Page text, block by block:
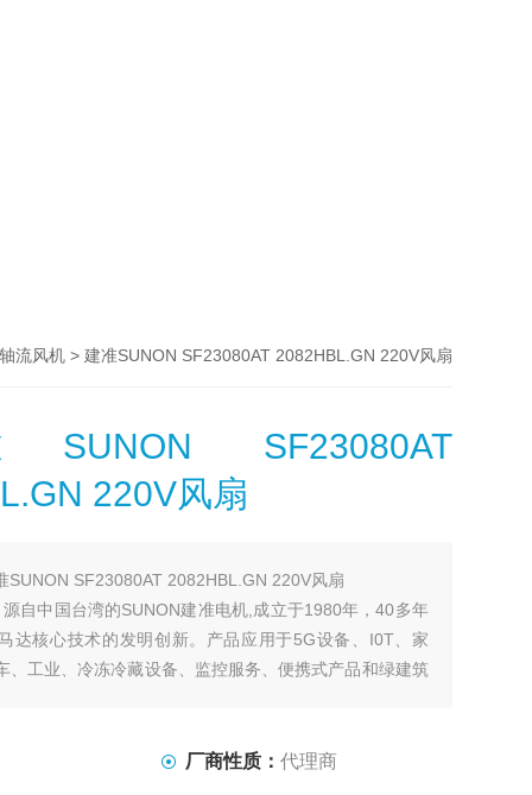
流风机> 建准SUNON SF23080AT 2082HBL.GN 220V风扇
SF23080AT
220V风扇
SUNON SF23080AT 2082HBL.GN 220V风扇
自中国台湾的SUNON建准电机,成立于1980年，40多年
达核心技术的发明创新。产品应用于5G设备、I0T、家
、工业、冷冻冷藏设备、监控服务、便携式产品和绿建筑
厂商性质： 代理商